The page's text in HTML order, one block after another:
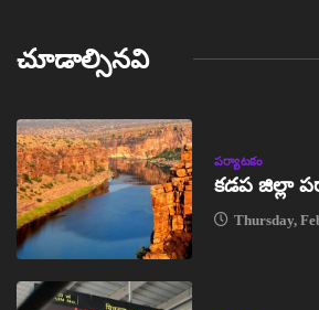
చూడాల్సినవి
పర్యాటకం
కడప జిల్లా
Thursday,